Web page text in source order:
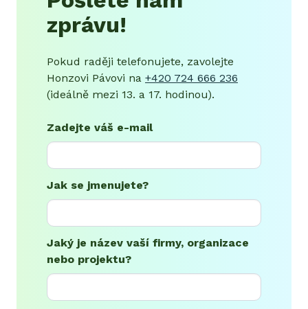
zprávu!
Pokud raději telefonujete, zavolejte
Honzovi Pávovi na +420 724 666 236
(ideálně mezi 13. a 17. hodinou).
Zadejte váš e-mail
Jak se jmenujete?
Jaký je název vaší firmy, organizace
nebo projektu?